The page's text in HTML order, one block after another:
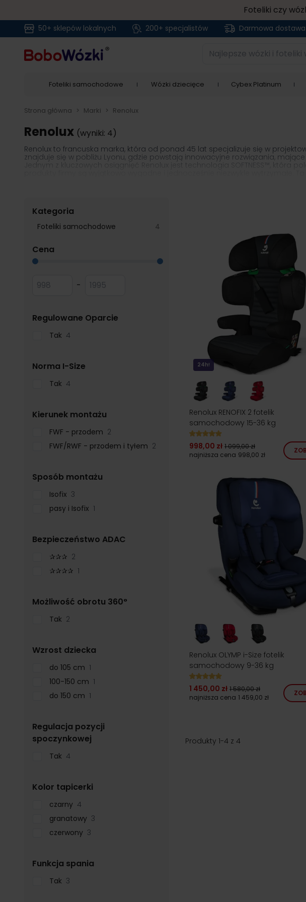
Foteliki czy
50+ sklepów lokalnych 200+ specjalistów Darmowa dostawa
Najlepsze wózki i foteliki
Foteliki samochodowe Wózki dziecięce Cybex Platinum
Strona główna > Marki > Renolux
Renolux (wyniki: 4)
Renolux to francuska marka, która od ponad 45 lat specjalizuje się w
znajduje się w pobliżu Lyonu, gdzie powstają innowacyjne rozwiązania,
Jednym z kluczowych osiągnięć Renolux jest technologia SOFTNESS™, która
Kategoria
Foteliki samochodowe 4
Cena
Minimum value
- Maksymalna wartość
Regulowane Oparcie
Tak 4
Norma I-Size
Tak 4
Kierunek montażu
FWF - przodem 2
FWF/RWF - przodem i tyłem 2
Sposób montażu
Isofix 3
pasy i Isofix 1
Bezpieczeństwo ADAC
✰✰✰ 2
✰✰✰✰ 1
Możliwość obrotu 360°
Tak 2
Wzrost dziecka
do 105 cm 1
100-150 cm 1
do 150 cm 1
Regulacja pozycji
spoczynkowej
Tak 4
Kolor tapicerki
czarny 4
granatowy 3
czerwony 3
Funkcja spania
Tak 3
24h!
Renolux RENOFIX 2 fotelik
samochodowy 15-36 kg
998,00 zł 1 099,00 zł
najniższa cena 998,00 zł
Renolux OLYMP i-Size fotelik
samochodowy 9-36 kg
1 450,00 zł 1 580,00 zł
najniższa cena 1 459,00 zł
Produkty 1-4 z 4